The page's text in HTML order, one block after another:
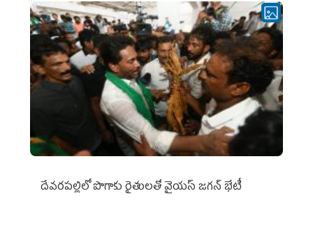
దేవరపల్లిలో పొగాకు రైతులతో వైయస్ జగన్ భేటీ